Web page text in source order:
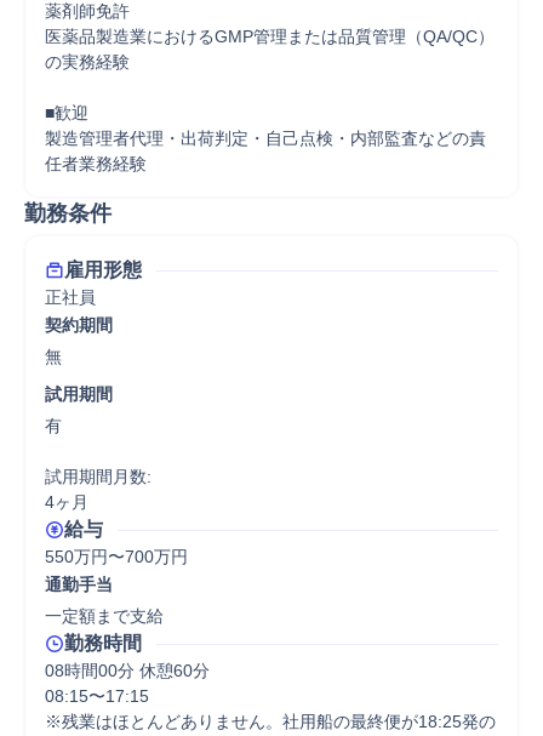
薬剤師免許
医薬品製造業におけるGMP管理または品質管理（QA/QC）
の実務経験
■歓迎
製造管理者代理・出荷判定・自己点検・内部監査などの責
勤務条件
雇用形態
正社員
契約期間
無
試用期間
有
試用期間月数:
4ヶ月
給与
550万円〜700万円
通勤手当
一定額まで支給
勤務時間
08時間00分 休憩60分
08:15〜17:15
※残業はほとんどありません。社用船の最終便が18:25発の